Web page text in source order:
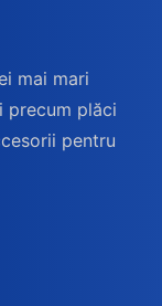
mai mari
precum plăci
pentru